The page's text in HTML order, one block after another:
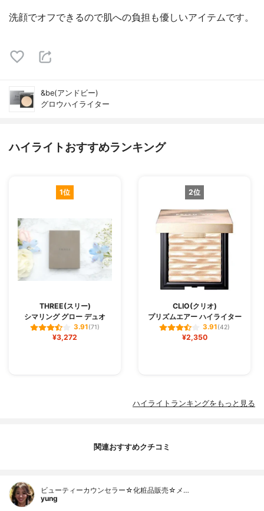
洗顔でオフできるので肌への負担も優しいアイテムです。
&be(アンドビー)
グロウハイライター
ハイライトおすすめランキング
1位
THREE(スリー)
シマリング グロー デュオ
3.91(71)
¥3,272
2位
CLIO(クリオ)
プリズムエアー ハイライター
3.91(42)
¥2,350
ハイライトランキングをもっと見る
関連おすすめクチコミ
ビューティーカウンセラー☆化粧品販売☆メ…
yung